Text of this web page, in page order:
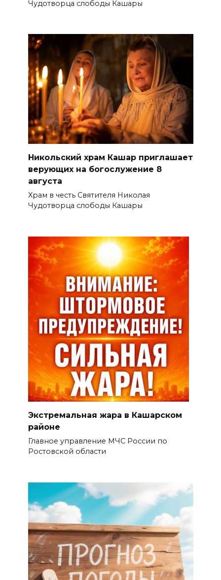
Чудотворца слободы Кашары
Никольский храм Кашар приглашает
верующих на богослужение 8
августа
Храм в честь Святителя Николая
Чудотворца слободы Кашары
Экстремальная жара в Кашарском
районе
Главное управление МЧС России по
Ростовской области